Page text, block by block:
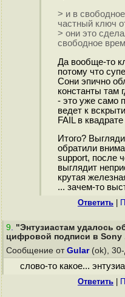
> и в
частный ключ
> они это
свободное
Да вообще-то
потому что
Сони эпично
константы там
- это уже само
ведет к
FAIL в квадрате
Итого?
обратили
support, после
выглядит
крутая
... зачем-то
Ответить
9. "Энтузиастам удалось
цифровой подписи в Sony
Сообщение от Gular(ok), 30-
слово-то какое...
Ответить